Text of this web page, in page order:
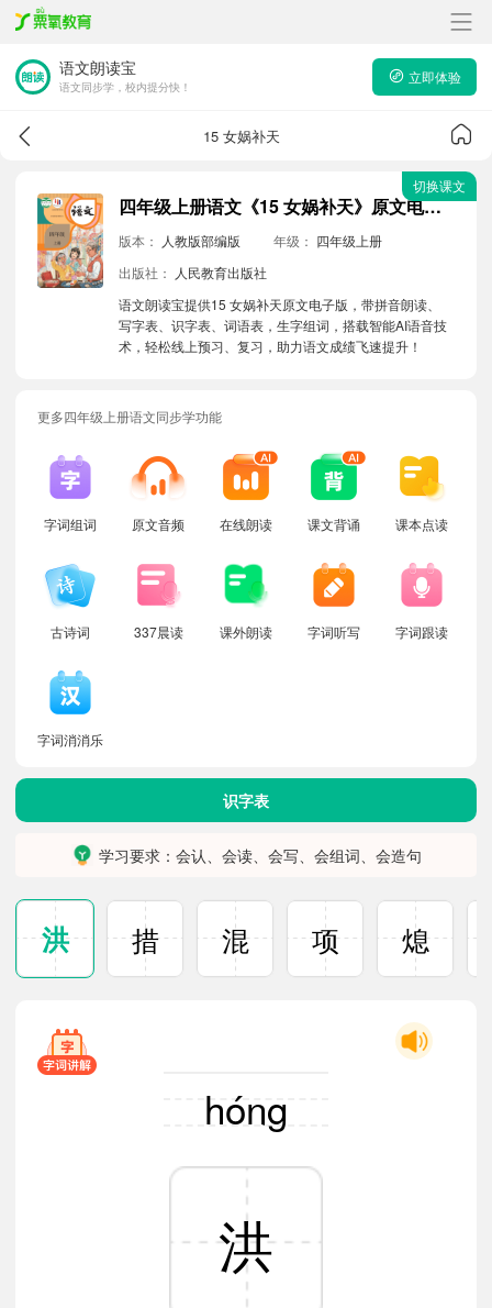
语文朗读宝
语文同步学，校内提分快！
立即体验
15 女娲补天
四年级上册语文《15 女娲补天》原文电子版带拼音朗读音频
版本： 人教版部编版 年级： 四年级上册
出版社：
人民教育出版社
语文朗读宝提供15 女娲补天原文电子版，带拼音朗读、
写字表、识字表、词语表，生字组词，搭载智能AI语音技
术，轻松线上预习、复习，助力语文成绩飞速提升！
切换课文
更多四年级上册语文同步学功能
字词组词 原文音频 在线朗读 课文背诵 课本点读
古诗词 337晨读 课外朗读 字词听写 字词跟读
字词消消乐
识字表
学习要求：会认、会读、会写、会组词、会造句
洪 措 混 项 熄
hóng
洪